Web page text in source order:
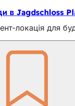
в Jagdschloss
локація для
тур